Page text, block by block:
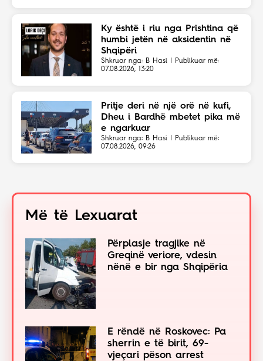
Ky është i riu nga Prishtina që
humbi jetën në aksidentin në
Shqipëri
Shkruar nga: B Hasi | Publikuar më:
07.08.2026, 13:20
Pritje deri në një orë në kufi,
Dheu i Bardhë mbetet pika më
e ngarkuar
Shkruar nga: B Hasi | Publikuar më:
07.08.2026, 09:26
Më të Lexuarat
Përplasje tragjike në
Greqinë veriore, vdesin
nënë e bir nga Shqipëria
E rëndë në Roskovec: Pa
sherrin e të birit, 69-
vjeçari pëson arrest